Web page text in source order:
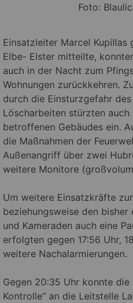
Foto:
Einsatzleiter Marcel
Elbe- Elster mitteilte,
auch in der Nacht zum
Wohnungen zurückkehren.
durch die Einsturzgefahr
Löscharbeiten stürzten
betroffenen Gebäudes ein.
die Maßnahmen der
Außenangriff über zwei
weitere Monitore
Um weitere Einsatzkräfte
beziehungsweise den bisher
und Kameraden auch eine
erfolgten gegen 17:56 Uhr,
weitere Nachalarmierungen.
Gegen 20:35 Uhr konnte die
Kontrolle“ an die Leitstelle